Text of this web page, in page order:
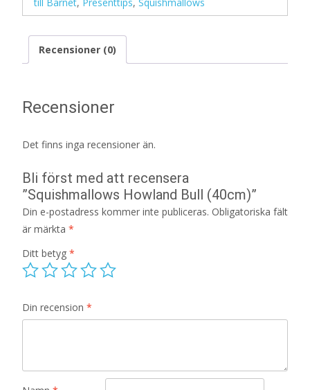
Recensioner (0)
Recensioner
Det finns inga recensioner än.
Bli först med att recensera
”Squishmallows Howland Bull (40cm)”
Din e-postadress kommer inte publiceras. Obligatoriska fält
är märkta *
Ditt betyg *
Din recension *